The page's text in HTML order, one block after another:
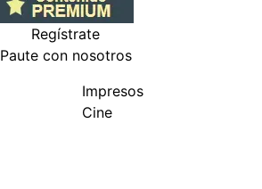
Regístrate
Paute con nosotros
Impresos
Cine